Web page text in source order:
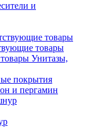
и
товары
Унитазы,
покрытия
и пергамин